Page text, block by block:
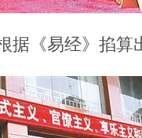
据《易经》掐算